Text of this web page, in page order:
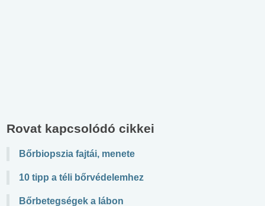
Rovat kapcsolódó cikkei
Bőrbiopszia fajtái, menete
10 tipp a téli bőrvédelemhez
Bőrbetegségek a lábon